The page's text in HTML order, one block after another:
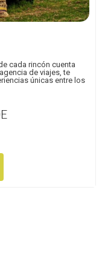
cada rincón cuenta
de viajes, te
únicas entre los